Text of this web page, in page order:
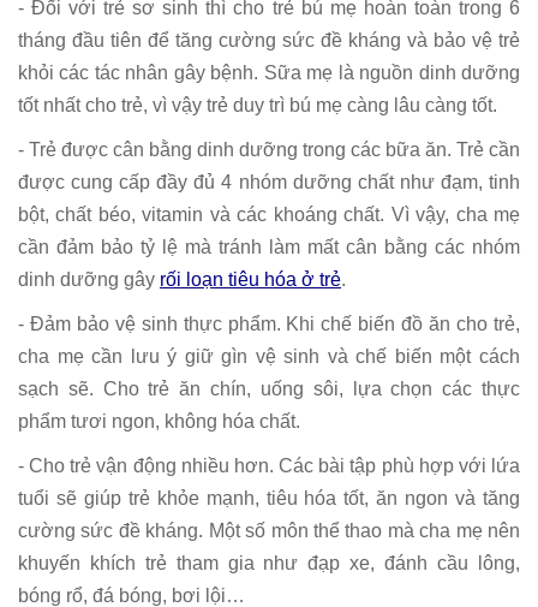
- Đối với trẻ sơ sinh thì cho trẻ bú mẹ hoàn toàn trong 6
tháng đầu tiên để tăng cường sức đề kháng và bảo vệ trẻ
khỏi các tác nhân gây bệnh. Sữa mẹ là nguồn dinh dưỡng
tốt nhất cho trẻ, vì vậy trẻ duy trì bú mẹ càng lâu càng tốt.
- Trẻ được cân bằng dinh dưỡng trong các bữa ăn. Trẻ cần
được cung cấp đầy đủ 4 nhóm dưỡng chất như đạm, tinh
bột, chất béo, vitamin và các khoáng chất. Vì vậy, cha mẹ
cần đảm bảo tỷ lệ mà tránh làm mất cân bằng các nhóm
dinh dưỡng gây rối loạn tiêu hóa ở trẻ.
- Đảm bảo vệ sinh thực phẩm. Khi chế biến đồ ăn cho trẻ,
cha mẹ cần lưu ý giữ gìn vệ sinh và chế biến một cách
sạch sẽ. Cho trẻ ăn chín, uống sôi, lựa chọn các thực
phẩm tươi ngon, không hóa chất.
- Cho trẻ vận động nhiều hơn. Các bài tập phù hợp với lứa
tuổi sẽ giúp trẻ khỏe mạnh, tiêu hóa tốt, ăn ngon và tăng
cường sức đề kháng. Một số môn thể thao mà cha mẹ nên
khuyến khích trẻ tham gia như đạp xe, đánh cầu lông,
bóng rổ, đá bóng, bơi lội…